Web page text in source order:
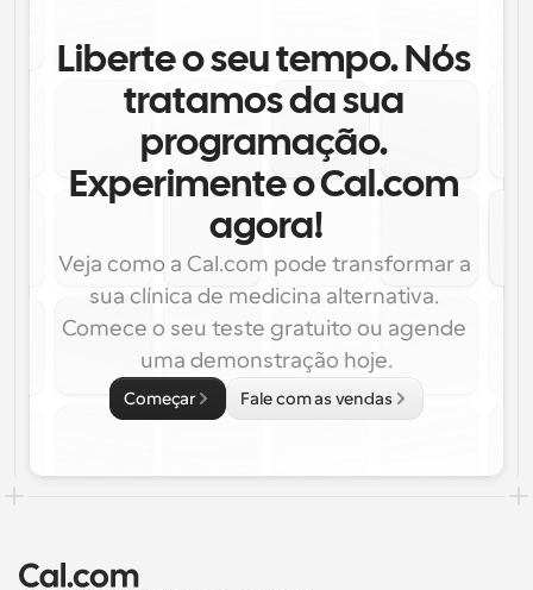
Liberte o seu tempo. Nós
tratamos da sua
programação.
Experimente o Cal.com
agora!
Veja como a Cal.com pode transformar a
sua clínica de medicina alternativa.
Comece o seu teste gratuito ou agende
uma demonstração hoje.
Começar Fale com as vendas